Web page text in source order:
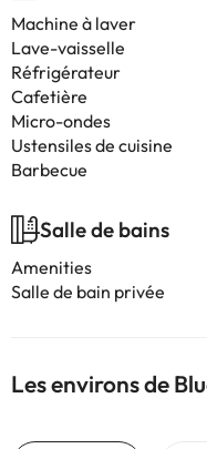
Machine à laver
Lave-vaisselle
Réfrigérateur
Cafetière
Micro-ondes
Ustensiles de cuisine
Barbecue
Salle de bains
Amenities
Salle de bain privée
Les environs de